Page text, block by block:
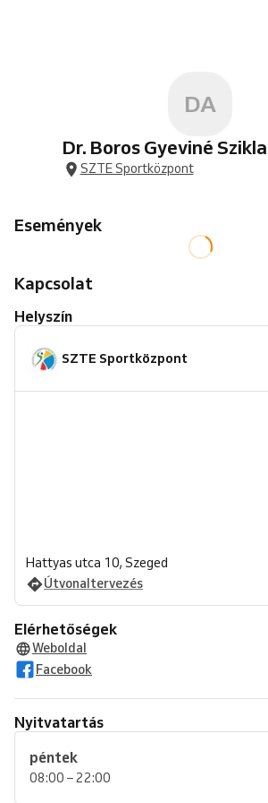
DA
Dr. Boros Gyeviné
SZTE Sportközpont
Események
Kapcsolat
Helyszín
SZTE Sportközpont
Hattyas utca 10, Szeged
Útvonaltervezés
Elérhetőségek
Weboldal
Facebook
Nyitvatartás
péntek
08:00 – 22:00